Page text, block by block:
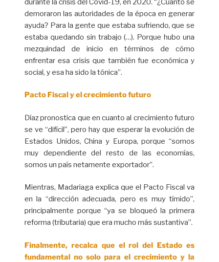
durante la crisis del Covid-19, en 2020. “¿Cuánto se
demoraron las autoridades de la época en generar
ayuda? Para la gente que estaba sufriendo, que se
estaba quedando sin trabajo (…). Porque hubo una
mezquindad de inicio en términos de cómo
enfrentar esa crisis que también fue económica y
social, y esa ha sido la tónica”.
Pacto Fiscal y el crecimiento futuro
Díaz pronostica que en cuanto al crecimiento futuro
se ve “difícil”, pero hay que esperar la evolución de
Estados Unidos, China y Europa, porque “somos
muy dependiente del resto de las economías,
somos un país netamente exportador”.
Mientras, Madariaga explica que el Pacto Fiscal va
en la “dirección adecuada, pero es muy tímido”,
principalmente porque “ya se bloqueó la primera
reforma (tributaria) que era mucho más sustantiva”.
Finalmente, recalca que el rol del Estado es
fundamental no solo para el crecimiento y la